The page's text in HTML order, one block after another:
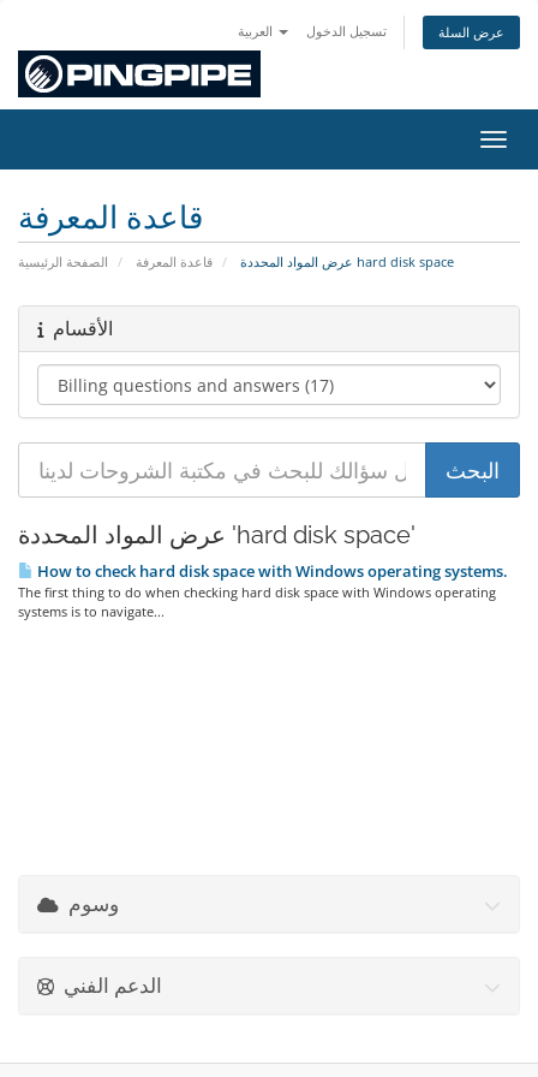
تسجيل الدخول عرض السلة
قاعدة المعرفة
الصفحة الرئيسية قاعدة المعرفة عرض المواد المحددة hard disk space
الأقسام
عرض المواد المحددة 'hard disk space'
How to check hard disk space with Windows operating systems.
The first thing to do when checking hard disk space with Windows operating
systems is to navigate...
وسوم
الدعم الفني